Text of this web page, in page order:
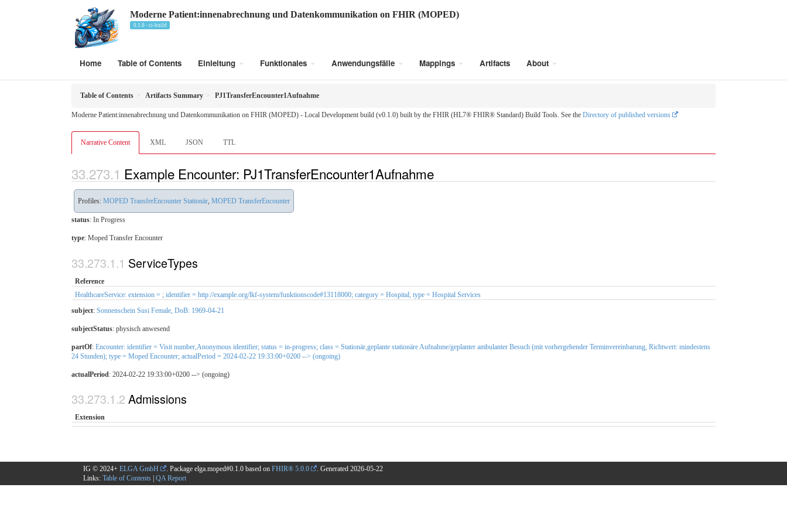
Moderne Patient:innenabrechnung und Datenkommunikation on FHIR (MOPED)
0.1.0 - ci-build
Home Table of Contents Einleitung Funktionales Anwendungsfälle Mappings Artifacts About
Table of Contents Artifacts Summary PJ1TransferEncounter1Aufnahme
Moderne Patient:innenabrechnung und Datenkommunikation on FHIR (MOPED) - Local Development build (v0.1.0) built by the FHIR (HL7® FHIR® Standard) Build Tools. See the Directory of published versions
Narrative Content XML JSON TTL
Example Encounter: PJ1TransferEncounter1Aufnahme
Profiles: MOPED TransferEncounter Stationär, MOPED TransferEncounter
status: In Progress
type: Moped Transfer Encounter
ServiceTypes
Reference
HealthcareService: extension = ; identifier = http://example.org/lkf-system/funktionscode#13118000; category = Hospital; type = Hospital Services
subject: Sonnenschein Susi Female, DoB: 1969-04-21
subjectStatus: physisch anwesend
partOf: Encounter: identifier = Visit number,Anonymous identifier; status = in-progress; class = Stationär,geplante stationäre Aufnahme/geplanter ambulanter Besuch (mit vorhergehender Terminvereinbarung, Richtwert: mindestens
24 Stunden); type = Moped Encounter; actualPeriod = 2024-02-22 19:33:00+0200 --> (ongoing)
actualPeriod: 2024-02-22 19:33:00+0200 --> (ongoing)
Admissions
Extension
IG © 2024+ ELGA GmbH . Package elga.moped#0.1.0 based on FHIR® 5.0.0 . Generated 2026-05-22
Links: Table of Contents QA Report